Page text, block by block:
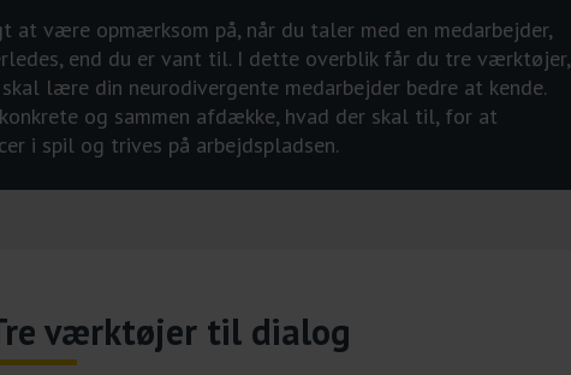
være opmærksom på, når du taler med en medarbejder,
end du er vant til. I dette overblik får du tre værktøjer,
lære din neurodivergente medarbejder bedre at kende.
og sammen afdække, hvad der skal til, for at
i spil og trives på arbejdspladsen.
værktøjer til dialog